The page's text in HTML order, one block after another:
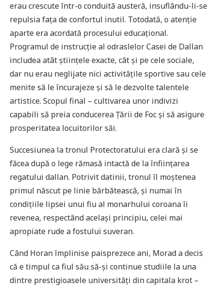
erau crescute într-o conduită austeră, insuflându-li-se
repulsia faţa de confortul inutil. Totodată, o atenţie
aparte era acordată procesului educaţional.
Programul de instrucţie al odraslelor Casei de Dallan
includea atât știinţele exacte, cât și pe cele sociale,
dar nu erau neglijate nici activităţile sportive sau cele
menite să le încurajeze și să le dezvolte talentele
artistice. Scopul final – cultivarea unor indivizi
capabili să preia conducerea Țării de Foc și să asigure
prosperitatea locuitorilor săi.
Succesiunea la tronul Protectoratului era clară și se
făcea după o lege rămasă intactă de la înfiinţarea
regatului dallan. Potrivit datinii, tronul îl moștenea
primul născut pe linie bărbătească, și numai în
condiţiile lipsei unui fiu al monarhului coroana îi
revenea, respectând același principiu, celei mai
apropiate rude a fostului suveran.
Când Horan împlinise paisprezece ani, Morad a decis
că e timpul ca fiul său să-și continue studiile la una
dintre prestigioasele universităţi din capitala krot –